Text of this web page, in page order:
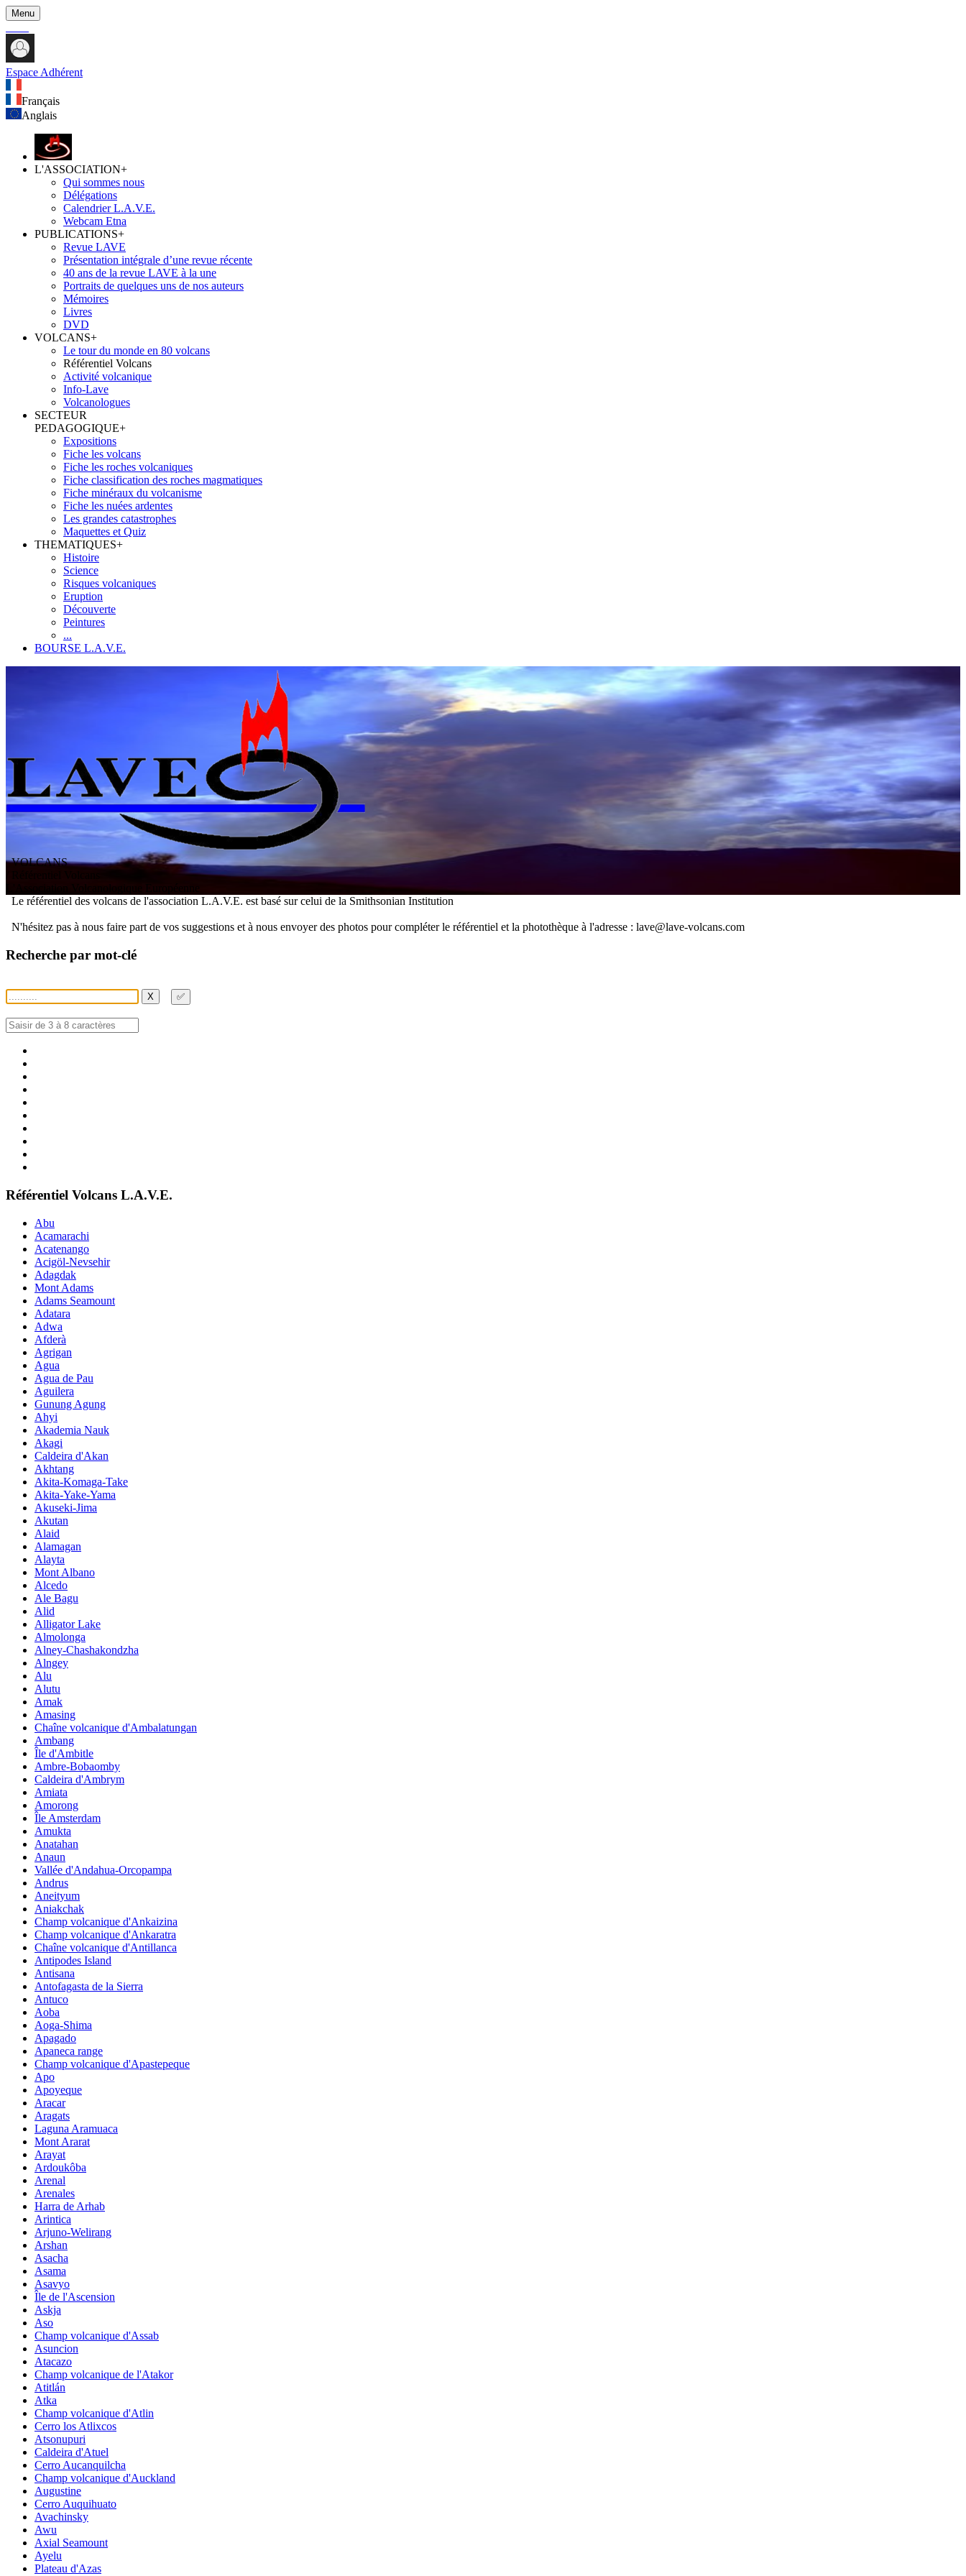
Menu
Espace Adhérent
Français
Anglais
L'ASSOCIATION+
Qui sommes nous
Délégations
Calendrier L.A.V.E.
Webcam Etna
PUBLICATIONS+
Revue LAVE
Présentation intégrale d’une revue récente
40 ans de la revue LAVE à la une
Portraits de quelques uns de nos auteurs
Mémoires
Livres
DVD
VOLCANS+
Le tour du monde en 80 volcans
Référentiel Volcans
Activité volcanique
Info-Lave
Volcanologues
SECTEUR
PEDAGOGIQUE+
Expositions
Fiche les volcans
Fiche les roches volcaniques
Fiche classification des roches magmatiques
Fiche minéraux du volcanisme
Fiche les nuées ardentes
Les grandes catastrophes
Maquettes et Quiz
THEMATIQUES+
Histoire
Science
Risques volcaniques
Eruption
Découverte
Peintures
...
BOURSE L.A.V.E.
VOLCANS
olcanologique
Le référentiel des volcans de l'association L.A.V.E. est basé sur celui de la Smithsonian Institution
N'hésitez pas à nous faire part de vos suggestions et à nous envoyer des photos pour compléter le référentiel et la photothèque à l'adresse : lave@lave-volcans.com
Recherche par mot-clé
X ✅
Référentiel Volcans L.A.V.E.
Abu
Acamarachi
Acatenango
Acigöl-Nevsehir
Adagdak
Mont Adams
Adams Seamount
Adatara
Adwa
Afderà
Agrigan
Agua
Agua de Pau
Aguilera
Gunung Agung
Ahyi
Akademia Nauk
Akagi
Caldeira d'Akan
Akhtang
Akita-Komaga-Take
Akita-Yake-Yama
Akuseki-Jima
Akutan
Alaid
Alamagan
Alayta
Mont Albano
Alcedo
Ale Bagu
Alid
Alligator Lake
Almolonga
Alney-Chashakondzha
Alngey
Alu
Alutu
Amak
Amasing
Chaîne volcanique d'Ambalatungan
Ambang
Île d'Ambitle
Ambre-Bobaomby
Caldeira d'Ambrym
Amiata
Amorong
Île Amsterdam
Amukta
Anatahan
Anaun
Vallée d'Andahua-Orcopampa
Andrus
Aneityum
Aniakchak
Champ volcanique d'Ankaizina
Champ volcanique d'Ankaratra
Chaîne volcanique d'Antillanca
Antipodes Island
Antisana
Antofagasta de la Sierra
Antuco
Aoba
Aoga-Shima
Apagado
Apaneca range
Champ volcanique d'Apastepeque
Apo
Apoyeque
Aracar
Aragats
Laguna Aramuaca
Mont Ararat
Arayat
Ardoukôba
Arenal
Arenales
Harra de Arhab
Arintica
Arjuno-Welirang
Arshan
Asacha
Asama
Asavyo
Île de l'Ascension
Askja
Aso
Champ volcanique d'Assab
Asuncion
Atacazo
Champ volcanique de l'Atakor
Atitlán
Atka
Champ volcanique d'Atlin
Cerro los Atlixcos
Atsonupuri
Caldeira d'Atuel
Cerro Aucanquilcha
Champ volcanique d'Auckland
Augustine
Cerro Auquihuato
Avachinsky
Awu
Axial Seamount
Ayelu
Plateau d'Azas